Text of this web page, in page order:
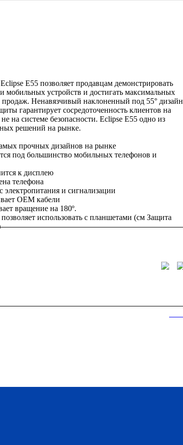
E55 позволяет продавцам демонстрировать
мобильных устройств и достигать максимальных
продаж. Ненавязчивый наклоненный под 55° дизайн
гарантирует сосредоточенность клиентов на
на системе безопасности. Eclipse E55 одно из
решений на рынке.
прочных дизайнов на рынке
под большинство мобильных телефонов и
к дисплею
телефона
электропитания и сигнализации
OEМ кабели
вращение на 180º.
использовать с планшетами (см Защита